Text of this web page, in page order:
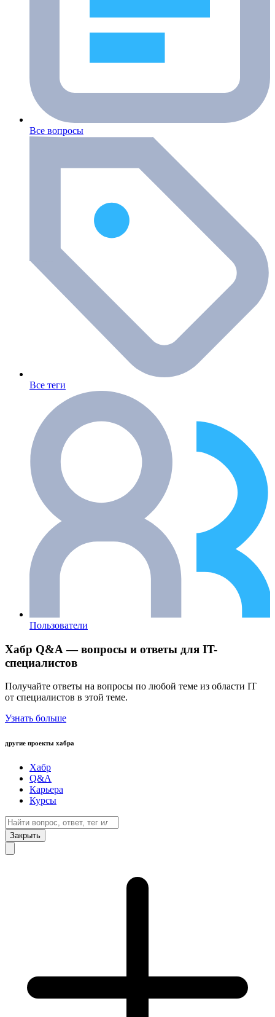
Все вопросы
Все теги
Пользователи
Хабр Q&A — вопросы и ответы для IT-
специалистов
Получайте ответы на вопросы по любой теме из области IT
от специалистов в этой теме.
Узнать больше
другие проекты хабра
Хабр
Q&A
Карьера
Курсы
Закрыть